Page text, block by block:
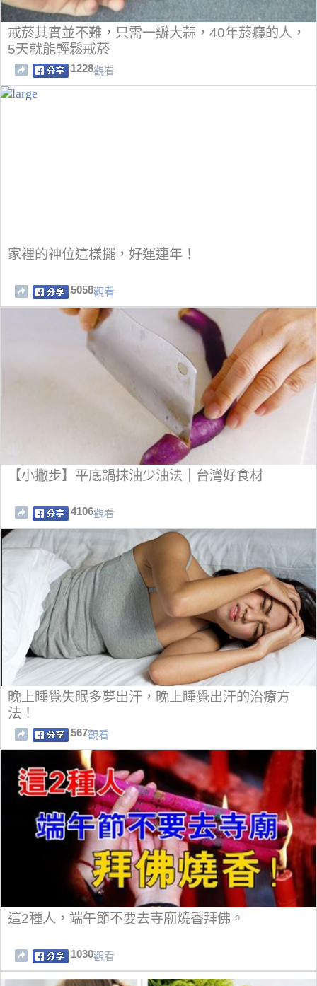
戒菸其實並不難，只需一瓣大蒜，40年菸癮的人，
5天就能輕鬆戒菸
1228觀看
家裡的神位這樣擺，好運連年！
5058觀看
【小撇步】平底鍋抹油少油法｜台灣好食材
4106觀看
晚上睡覺失眠多夢出汗，晚上睡覺出汗的治療方
法！
567觀看
這2種人，端午節不要去寺廟燒香拜佛。
1030觀看